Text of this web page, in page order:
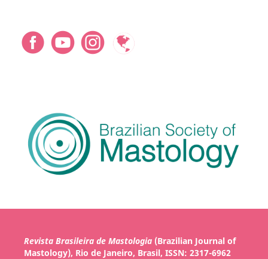
Revista Brasileira de Mastologia(Brazilian Journal of
Mastology), Rio de Janeiro, Brasil, ISSN: 2317-6962